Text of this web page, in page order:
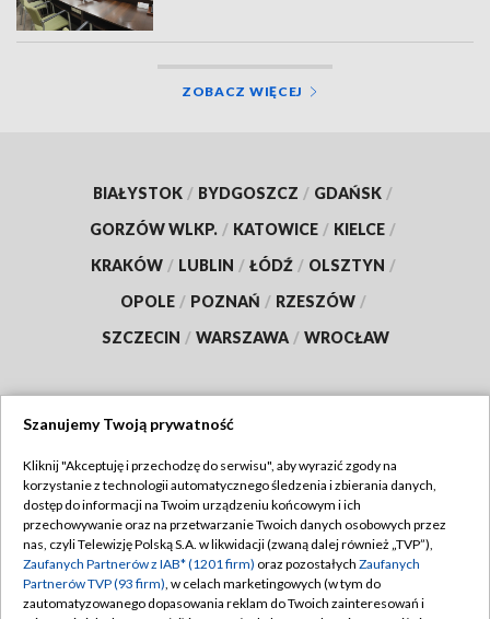
ZOBACZ WIĘCEJ
BIAŁYSTOK / BYDGOSZCZ / GDAŃSK /
GORZÓW WLKP. / KATOWICE / KIELCE /
KRAKÓW / LUBLIN / ŁÓDŹ / OLSZTYN /
OPOLE / POZNAŃ / RZESZÓW /
SZCZECIN / WARSZAWA / WROCŁAW
TVP
Abonament TVP
Emisja w TVP
Centrum informacji TVP
Regulamin TVP
Polityka prywatności
Moje zgody
Szanujemy Twoją prywatność
Kliknij "Akceptuję i przechodzę do serwisu", aby wyrazić zgody na
korzystanie z technologii automatycznego śledzenia i zbierania danych,
dostęp do informacji na Twoim urządzeniu końcowym i ich
przechowywanie oraz na przetwarzanie Twoich danych osobowych przez
nas, czyli Telewizję Polską S.A. w likwidacji (zwaną dalej również „TVP”),
Zaufanych Partnerów z IAB* (1201 firm) oraz pozostałych Zaufanych
Partnerów TVP (93 firm), w celach marketingowych (w tym do
zautomatyzowanego dopasowania reklam do Twoich zainteresowań i